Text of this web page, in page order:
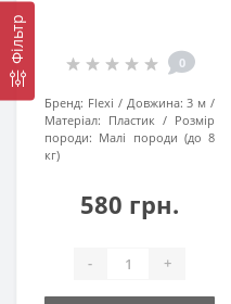
Фільтр 0
Бренд: Flexi Довжина: 3 м
Матеріал: Пластик
Розмір
породи: Малі породи (до 8
кг)
580 грн.
- +